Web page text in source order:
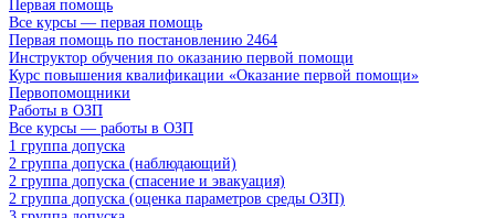
Первая помощь
Все курсы — первая помощь
Первая помощь по постановлению 2464
Инструктор обучения по оказанию первой помощи
Курс повышения квалификации «Оказание первой помощи»
Первопомощники
Работы в ОЗП
Все курсы — работы в ОЗП
1 группа допуска
2 группа допуска (наблюдающий)
2 группа допуска (спасение и эвакуация)
2 группа допуска (оценка параметров среды ОЗП)